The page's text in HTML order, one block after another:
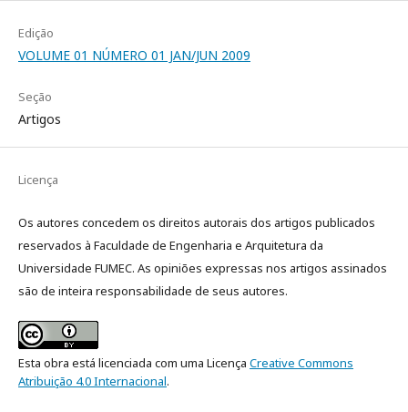
Edição
VOLUME 01 NÚMERO 01 JAN/JUN 2009
Seção
Artigos
Licença
Os autores concedem os direitos autorais dos artigos publicados
reservados à Faculdade de Engenharia e Arquitetura da
Universidade FUMEC. As opiniões expressas nos artigos assinados
são de inteira responsabilidade de seus autores.
Esta obra está licenciada com uma Licença Creative Commons
Atribuição 4.0 Internacional.